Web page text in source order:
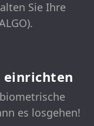
Sie Ihre
einrichten
es losgehen!